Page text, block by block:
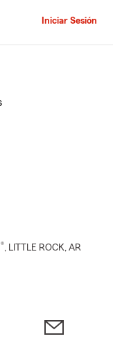
Iniciar Sesión
®, LITTLE ROCK, AR